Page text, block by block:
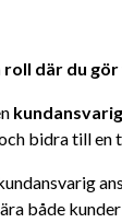
roll där du
bidra till en
både